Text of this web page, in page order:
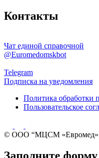
Контакты
Чат единой справочной
@Euromedomskbot
Telegram
Подписка на уведомления
Политика обработки
Пользовательское
© ООО “МЦСМ «Евромед»,